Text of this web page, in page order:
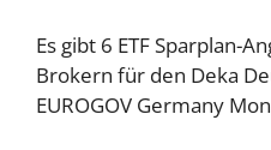
Es gibt 6 ETF Sparplan-
Brokern für den Deka
EUROGOV Germany